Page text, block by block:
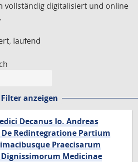
vollständig digitalisiert und online
laufend
Filter anzeigen
Decanus Io. Andreas
Redintegratione Partium
Praecisarum
Dignissimorum Medicinae